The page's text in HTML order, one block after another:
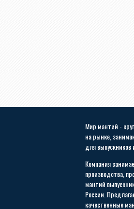
Мир мантий -
на рынке,
для выпускников
Компания
производства,
мантий
России.
качественные